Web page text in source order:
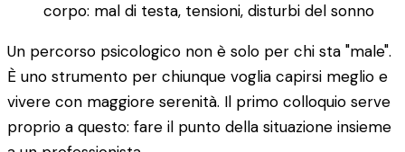
corpo: mal di testa, tensioni, disturbi del sonno
Un percorso psicologico non è solo per chi sta "male".
È uno strumento per chiunque voglia capirsi meglio e
vivere con maggiore serenità. Il primo colloquio serve
proprio a questo: fare il punto della situazione insieme